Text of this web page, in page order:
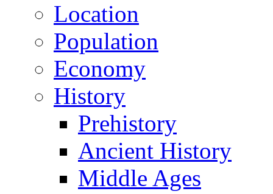
Location
Population
Economy
History
Prehistory
Ancient History
Middle Ages